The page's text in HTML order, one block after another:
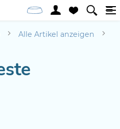
Alle Artikel anzeigen